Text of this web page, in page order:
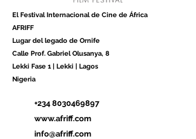
El Festival Internacional de Cine de África
AFRIFF
Lugar del legado de Ornife
Calle Prof. Gabriel Olusanya, 8
Lekki Fase 1 | Lekki | Lagos
Nigeria
+234 8030469897
www.afriff.com
info@afriff.com